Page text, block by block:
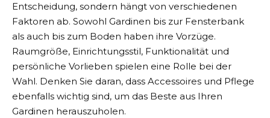
Entscheidung, sondern hängt von verschiedenen
Faktoren ab. Sowohl Gardinen bis zur Fensterbank
als auch bis zum Boden haben ihre Vorzüge.
Raumgröße, Einrichtungsstil, Funktionalität und
persönliche Vorlieben spielen eine Rolle bei der
Wahl. Denken Sie daran, dass Accessoires und Pflege
ebenfalls wichtig sind, um das Beste aus Ihren
Gardinen herauszuholen.